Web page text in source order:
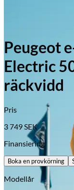
Peugeot
Electric
räckvidd
Pris
3 749 SEK
Finansiering
Boka en provkörning
Modellår